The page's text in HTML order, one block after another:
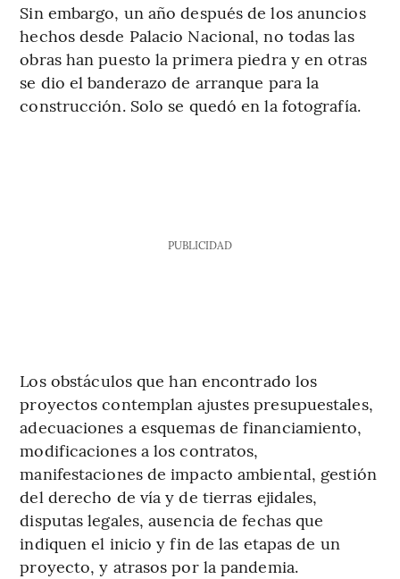
Sin embargo, un año después de los anuncios
hechos desde Palacio Nacional, no todas las
obras han puesto la primera piedra y en otras
se dio el banderazo de arranque para la
construcción. Solo se quedó en la fotografía.
PUBLICIDAD
Los obstáculos que han encontrado los
proyectos contemplan ajustes presupuestales,
adecuaciones a esquemas de financiamiento,
modificaciones a los contratos,
manifestaciones de impacto ambiental, gestión
del derecho de vía y de tierras ejidales,
disputas legales, ausencia de fechas que
indiquen el inicio y fin de las etapas de un
proyecto, y atrasos por la pandemia.